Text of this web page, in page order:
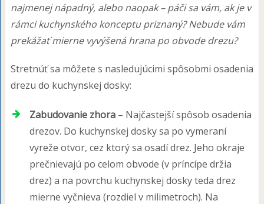
najmenej nápadný, alebo naopak – páči sa vám, ak je v
rámci kuchynského konceptu priznaný? Nebude vám
prekážať mierne vyvýšená hrana po obvode drezu?
Stretnúť sa môžete s nasledujúcimi spôsobmi osadenia
drezu do kuchynskej dosky:
Zabudovanie zhora– Najčastejší spôsob osadenia
drezov. Do kuchynskej dosky sa po vymeraní
vyreže otvor, cez ktorý sa osadí drez. Jeho okraje
prečnievajú po celom obvode (v príncípe držia
drez) a na povrchu kuchynskej dosky teda drez
mierne vyčnieva (rozdiel v milimetroch). Na